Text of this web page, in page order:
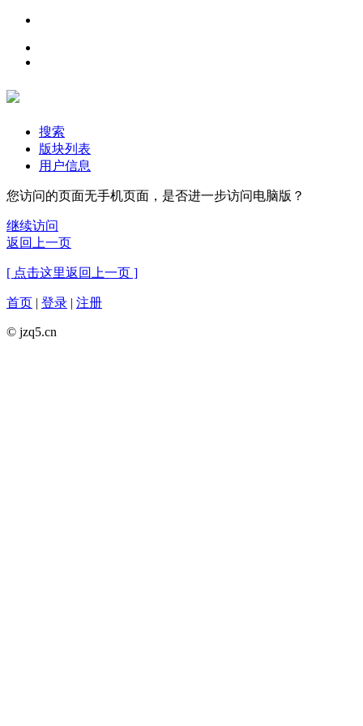
搜索
版块列表
用户信息
您访问的页面无手机页面，是否进一步访问电脑版？
继续访问
返回上一页
[ 点击这里返回上一页 ]
首页 | 登录 | 注册
© jzq5.cn